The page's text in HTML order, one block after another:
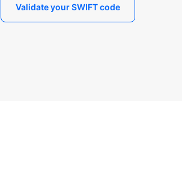
Validate your SWIFT code